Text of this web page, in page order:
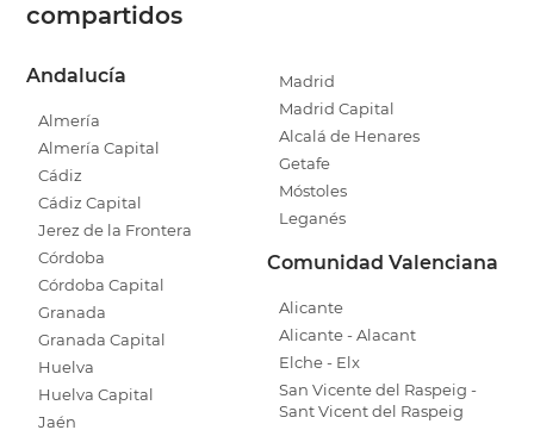
compartidos
Andalucía
Almería
Almería Capital
Cádiz
Cádiz Capital
Jerez de la Frontera
Córdoba
Córdoba Capital
Granada
Granada Capital
Huelva
Huelva Capital
Jaén
Madrid
Madrid Capital
Alcalá de Henares
Getafe
Móstoles
Leganés
Comunidad Valenciana
Alicante
Alicante - Alacant
Elche - Elx
San Vicente del Raspeig -
Sant Vicent del Raspeig